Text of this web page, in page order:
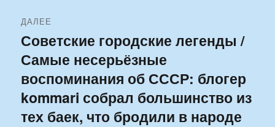
ДАЛЕЕ
Следующая
запись:
Советские городские легенды /
Самые несерьёзные
воспоминания об СССР: блогер
kommari собрал большинство из
тех баек, что бродили в народе